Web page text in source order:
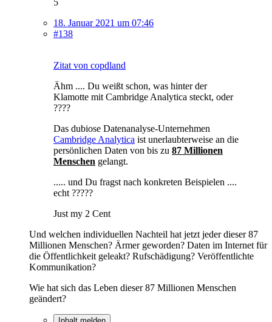
18. Januar 2021 um 07:46
#138
Zitat von copdland
Ähm .... Du weißt schon, was hinter der
Klamotte mit Cambridge Analytica steckt, oder
????
Das dubiose Datenanalyse-Unternehmen
Cambridge Analytica ist unerlaubterweise an die
persönlichen Daten von bis zu 87 Millionen
Menschen gelangt.
..... und Du fragst nach konkreten Beispielen ....
echt ?????
Just my 2 Cent
Und welchen individuellen Nachteil hat jetzt jeder dieser 87
Millionen Menschen? Ärmer geworden? Daten im Internet für
die Öffentlichkeit geleakt? Rufschädigung? Veröffentlichte
Kommunikation?
Wie hat sich das Leben dieser 87 Millionen Menschen
geändert?